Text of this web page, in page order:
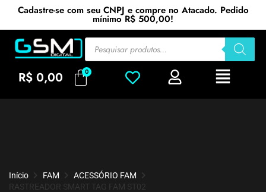
Cadastre-se com seu CNPJ e compre no Atacado. Pedido
mínimo R$ 500,00!
R$ 0,00
Início FAM
ACESSÓRIO FAM
RASTREADOR SMART TAG FAM ST02